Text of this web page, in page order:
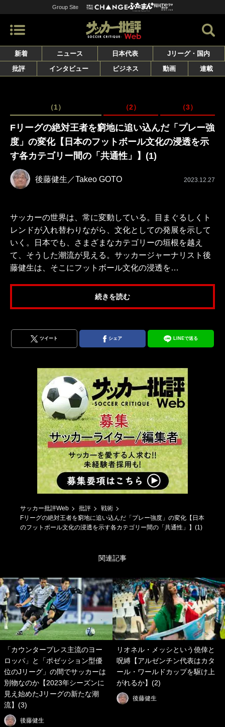
Group Site
新着 ニュース 日本代表
Jリーグ・国内
批評
インタビュー ビジネス 動画 連載
（1） （2） （3）
Fリーグの絶対王者を窮地に追い込んだ「プレー強
度」の変化【日本のフットボール文化の浸透を示
す各カテゴリー間の「共通性」】(1)
後藤健生／Takeo GOTO 2023.12.27
サッカーの世界は、常に変動している。目まぐるしくト
レンドが入れ替わりながら、文化としての発展を示して
いく。日本でも、さまざまなカテゴリーの垣根を越え
て、そうした潮流が見える。サッカージャーナリスト後
藤健生は、そこにフットボール文化の浸透を…
続きを読む
ツイート シェア LINEで送る
サッカー批評Web 批評
戦術
Fリーグの絶対王者を窮地に追い込んだ「プレー強度」の変化【日本
のフットボール文化の浸透を示す各カテゴリー間の「共通性」】(1)
関連記事
「カウンタープレス主流のヨー
ロッパ」と「ポゼッション型優
位のJリーグ」の間でサッカーは
別物なのか【2023年シーズンに
見え始めたJリーグの新たな潮
流】(3)
後藤健生
リオネル・メッシという僥倖と
呪縛【アルゼンチン代表はカタ
ール・ワールドカップを駆け上
がれるか】(2)
後藤健生